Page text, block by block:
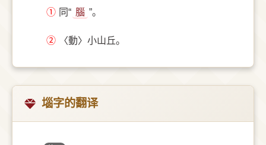
① 同“ 腦 ”。
② 〈動〉小山丘。
堖字的翻译